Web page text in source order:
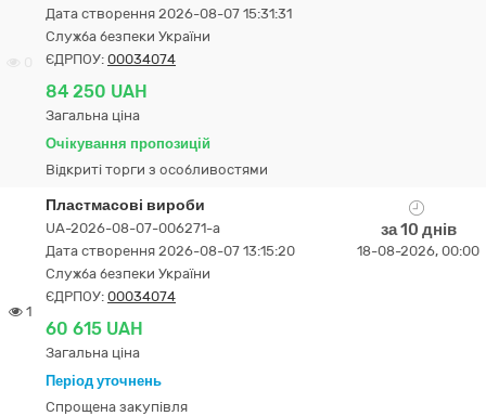
Дата створення 2026-08-07 15:31:31
Служба безпеки України
ЄДРПОУ: 00034074
84 250 UAH
Загальна ціна
Очікування пропозицій
Відкриті торги з особливостями
1
Пластмасові вироби
UA-2026-08-07-006271-a
Дата створення 2026-08-07 13:15:20
Служба безпеки України
ЄДРПОУ: 00034074
60 615 UAH
Загальна ціна
Період уточнень
Спрощена закупівля
за 10 днів
18-08-2026, 00:00